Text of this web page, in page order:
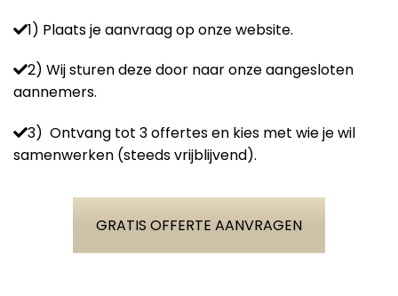
1) Plaats je aanvraag op onze website.
2) Wij sturen deze door naar onze aangesloten
aannemers.
3) Ontvang tot 3 offertes en kies met wie je wil
samenwerken (steeds vrijblijvend).
GRATIS OFFERTE AANVRAGEN